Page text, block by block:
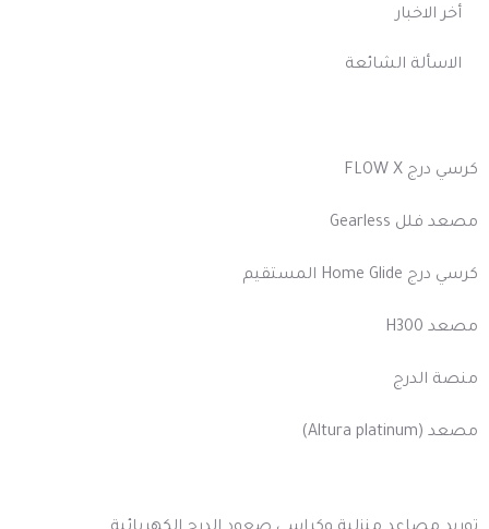
أخر الاخبار
الاسألة الشائعة
كرسي درج FLOW X
مصعد فلل Gearless
كرسي درج Home Glide المستقيم
مصعد H300
منصة الدرج
مصعد (Altura platinum)